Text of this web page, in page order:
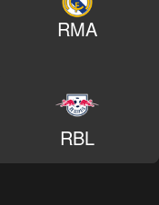
RMA
RBL